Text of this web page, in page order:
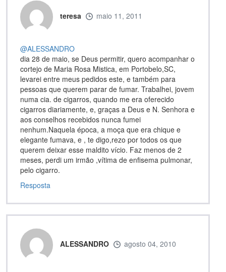
teresa maio 11, 2011
@ALESSANDRO
dia 28 de maio, se Deus permitir, quero acompanhar o
cortejo de Maria Rosa Mistica, em Portobelo,SC,
levarei entre meus pedidos este, e também para
pessoas que querem parar de fumar. Trabalhei, jovem
numa cia. de cigarros, quando me era oferecido
cigarros diariamente, e, graças a Deus e N. Senhora e
aos conselhos recebidos nunca fumei
nenhum.Naquela época, a moça que era chique e
elegante fumava, e , te digo,rezo por todos os que
querem deixar esse maldito vício. Faz menos de 2
meses, perdi um irmão ,vítima de enfisema pulmonar,
pelo cigarro.
Resposta
ALESSANDRO agosto 04, 2010